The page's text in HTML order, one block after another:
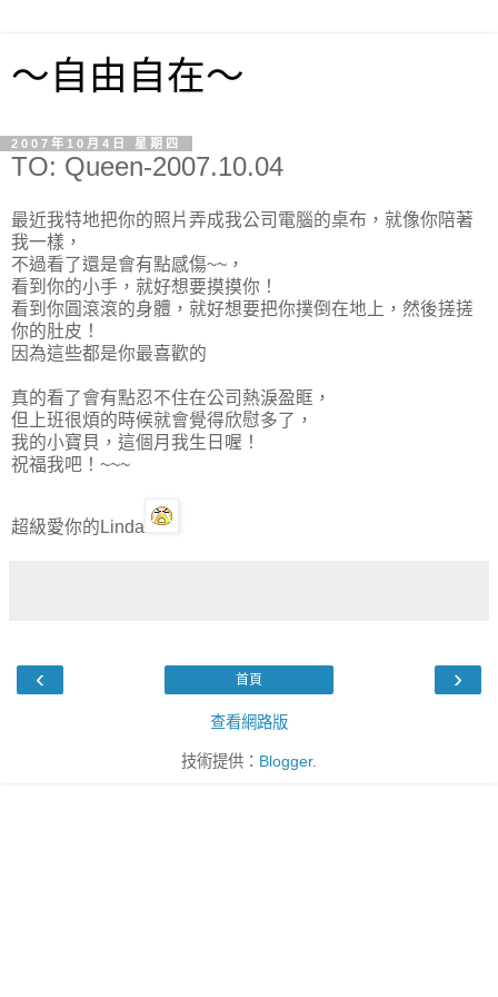
～自由自在～
2007年10月4日 星期四
TO: Queen-2007.10.04
最近我特地把你的照片弄成我公司電腦的桌布，就像你陪著
我一樣，
不過看了還是會有點感傷~~，
看到你的小手，就好想要摸摸你！
看到你圓滾滾的身體，就好想要把你撲倒在地上，然後搓搓
你的肚皮！
因為這些都是你最喜歡的
真的看了會有點忍不住在公司熱淚盈眶，
但上班很煩的時候就會覺得欣慰多了，
我的小寶貝，這個月我生日喔！
祝福我吧！~~~
超級愛你的Linda
‹ ›
首頁
查看網路版
技術提供： Blogger.